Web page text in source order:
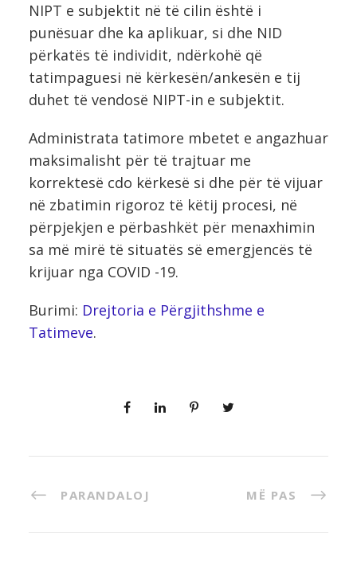
NIPT e subjektit në të cilin është i
punësuar dhe ka aplikuar, si dhe NID
përkatës të individit, ndërkohë që
tatimpaguesi në kërkesën/ankesën e tij
duhet të vendosë NIPT-in e subjektit.
Administrata tatimore mbetet e angazhuar
maksimalisht për të trajtuar me
korrektesë cdo kërkesë si dhe për të vijuar
në zbatimin rigoroz të këtij procesi, në
përpjekjen e përbashkët për menaxhimin
sa më mirë të situatës së emergjencës të
krijuar nga COVID -19.
Burimi: Drejtoria e Përgjithshme e
Tatimeve.
PARANDALOJ MË PAS